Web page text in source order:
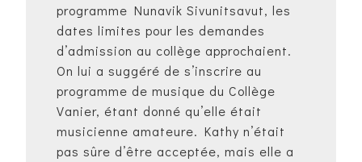
programme Nunavik Sivunitsavut, les
dates limites pour les demandes
d’admission au collège approchaient.
On lui a suggéré de s’inscrire au
programme de musique du Collège
Vanier, étant donné qu’elle était
musicienne amateure. Kathy n’était
pas sûre d’être acceptée, mais elle a